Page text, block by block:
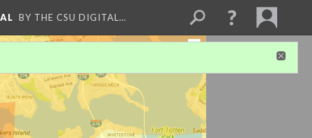
BY THE CSU DIGITAL…